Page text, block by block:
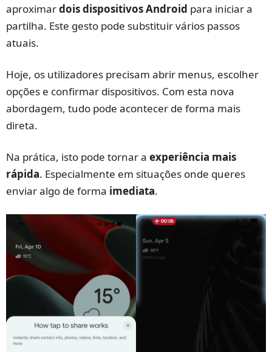
aproximardois dispositivos Android para iniciar a
partilha. Este gesto pode substituir vários passos
atuais.
Hoje, os utilizadores precisam abrir menus, escolher
opções e confirmar dispositivos. Com esta nova
abordagem, tudo pode acontecer de forma mais
direta.
Na prática, isto pode tornar a experiência mais
rápida. Especialmente em situações onde queres
enviar algo de forma imediata.